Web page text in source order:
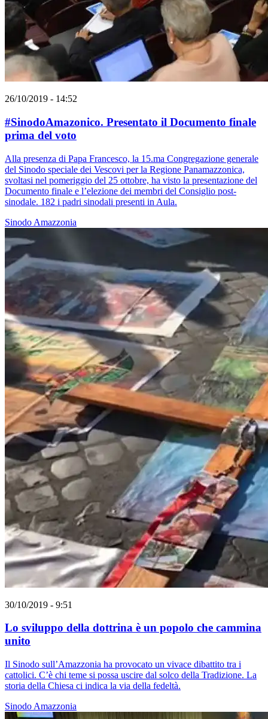
26/10/2019 - 14:52
#SinodoAmazonico. Presentato il Documento finale
prima del voto
Alla presenza di Papa Francesco, la 15.ma Congregazione generale
del Sinodo speciale dei Vescovi per la Regione Panamazzonica,
svoltasi nel pomeriggio del 25 ottobre, ha visto la presentazione del
Documento finale e l’elezione dei membri del Consiglio post-
sinodale. 182 i padri sinodali presenti in Aula.
Sinodo Amazzonia
30/10/2019 - 9:51
Lo sviluppo della dottrina è un popolo che cammina
unito
Il Sinodo sull’Amazzonia ha provocato un vivace dibattito tra i
cattolici. C’è chi teme si possa uscire dal solco della Tradizione. La
storia della Chiesa ci indica la via della fedeltà.
Sinodo Amazzonia